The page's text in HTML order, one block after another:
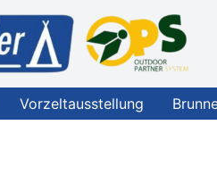
Vorzeltausstellung